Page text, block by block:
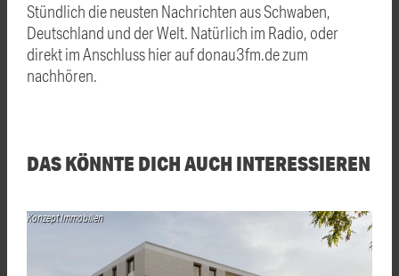
Stündlich die neusten Nachrichten aus Schwaben,
Deutschland und der Welt. Natürlich im Radio, oder
direkt im Anschluss hier auf donau3fm.de zum
nachhören.
DAS KÖNNTE DICH AUCH INTERESSIEREN
Konzept Immobilien